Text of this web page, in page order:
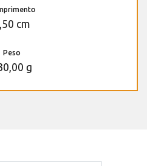
cm
Peso
g